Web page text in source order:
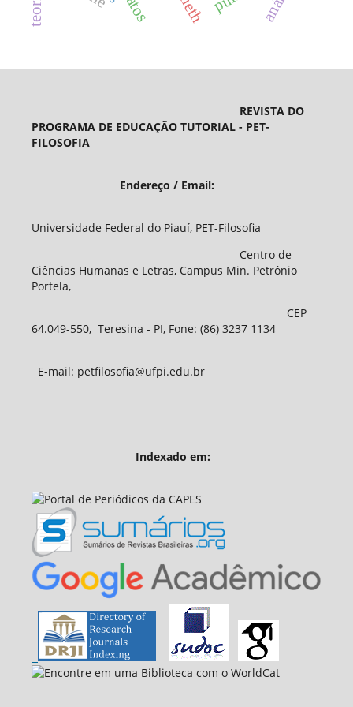
REVISTA DO
PROGRAMA DE EDUCAÇÃO TUTORIAL - PET-
FILOSOFIA
Endereço / Email:
Universidade Federal do Piauí, PET-Filosofia
Centro de
Ciências Humanas e Letras, Campus Min. Petrônio
Portela,
CEP
64.049-550, Teresina - PI, Fone: (86) 3237 1134
E-mail: petfilosofia@ufpi.edu.br
Indexado em: